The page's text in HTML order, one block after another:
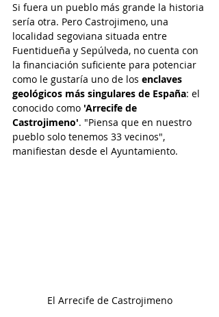
Si fuera un pueblo más grande la historia
sería otra. Pero Castrojimeno, una
localidad segoviana situada entre
Fuentidueña y Sepúlveda, no cuenta con
la financiación suficiente para potenciar
como le gustaría uno de los enclaves
geológicos más singulares de España: el
conocido como 'Arrecife de
Castrojimeno'. "Piensa que en nuestro
pueblo solo tenemos 33 vecinos",
manifiestan desde el Ayuntamiento.
El Arrecife de Castrojimeno